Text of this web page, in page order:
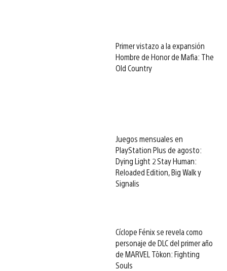
Primer vistazo a la expansión
Hombre de Honor de Mafia: The
Old Country
Juegos mensuales en
PlayStation Plus de agosto:
Dying Light 2 Stay Human:
Reloaded Edition, Big Walk y
Signalis
Cíclope Fénix se revela como
personaje de DLC del primer año
de MARVEL Tōkon: Fighting
Souls